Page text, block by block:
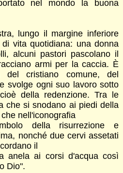
nel mondo la buona
lungo il margine inferiore
vita quotidiana: una donna
alcuni pastori pascolano il
armi per la caccia. È
del cristiano comune, del
svolge ogni suo lavoro sotto
della redenzione. Tra le
che si snodano ai piedi della
nell'iconografia
della risurrezione e
nonché due cervi assetati
il
anela ai corsi d'acqua così
Dio".